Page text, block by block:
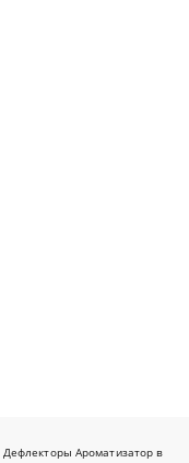
Дефлекторы Ароматизатор в